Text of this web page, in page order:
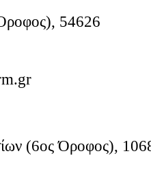
54626
(6ος Όροφος),